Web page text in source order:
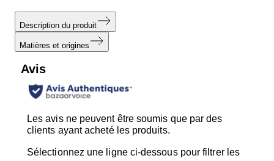
Description du produit
Matières et origines
Avis
Les avis ne peuvent être soumis que par des
clients ayant acheté les produits.
Sélectionnez une ligne ci-dessous pour filtrer les